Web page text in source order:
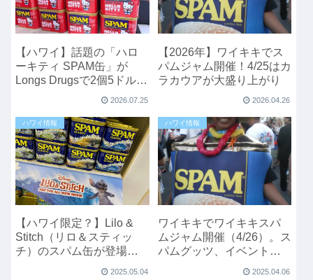
【ハワイ】話題の「ハロ
ーキティ SPAM缶」が
Longs Drugsで2個5ドルセ
ール！数量限定なのでお
2026.07.25
【2026年】ワイキキでス
パムジャム開催！4/25はカ
ラカウアが大盛り上がり
2026.04.26
ハワイ情報
【ハワイ限定？】Lilo &
Stitch（リロ＆スティッ
チ）のスパム缶が登場♡
全3種類の可愛いデザイ
2025.05.04
ハワイ情報
ワイキキでワイキキスパ
ムジャム開催（4/26）。ス
パムグッツ、イベントあ
2025.04.06